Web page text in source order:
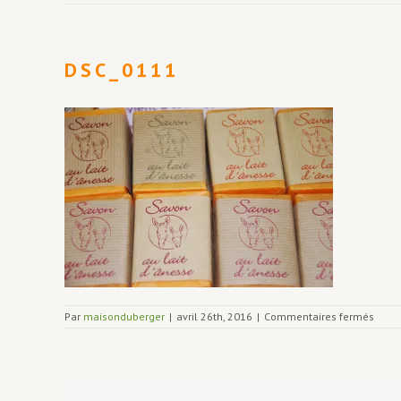
DSC_0111
Par maisonduberger | avril 26th, 2016 | Commentaires fermés